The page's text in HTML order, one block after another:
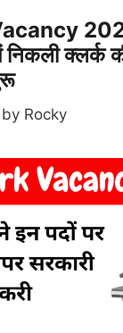
क्लर्क
by Rocky